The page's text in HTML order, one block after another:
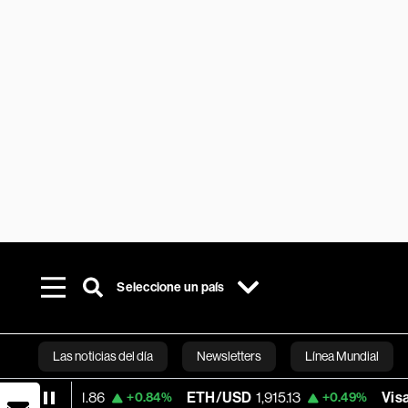
Seleccione un país
Las noticias del día Newsletters Línea Mundial
Bloomberg
ETH/USD 1,915.13 +0.49% Visa 370.47